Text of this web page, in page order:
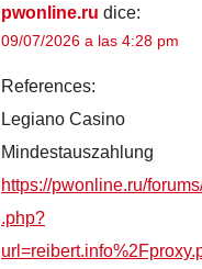
pwonline.ru dice:
09/07/2026 a las 4:28 pm
References:
Legiano Casino
Mindestauszahlung
https://pwonline.ru/
.php?